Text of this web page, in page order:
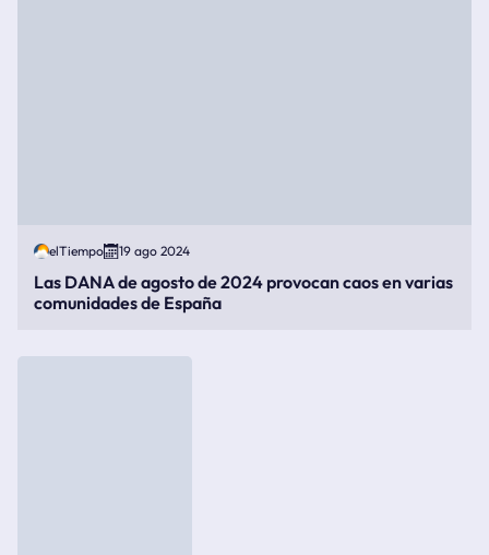
elTiempo 19 ago 2024
Las DANA de agosto de 2024 provocan caos en varias
comunidades de España